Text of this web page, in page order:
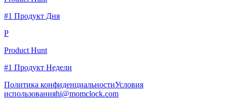
#1 Продукт Дня
P
Product Hunt
#1 Продукт Недели
Политика конфиденциальностиУсловия
использованияhi@momclock.com